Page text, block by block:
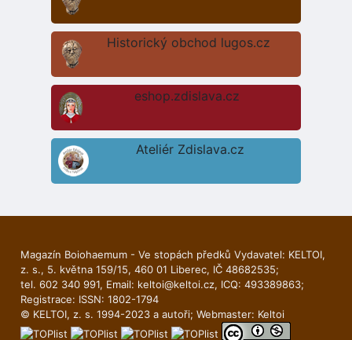
Historický obchod lugos.cz
eshop.zdislava.cz
Ateliér Zdislava.cz
Magazín Boiohaemum - Ve stopách předků Vydavatel: KELTOI,
z. s., 5. května 159/15, 460 01 Liberec, IČ 48682535;
tel. 602 340 991, Email: keltoi@keltoi.cz, ICQ: 493389863;
Registrace: ISSN: 1802-1794
© KELTOI, z. s. 1994-2023 a autoři; Webmaster: Keltoi